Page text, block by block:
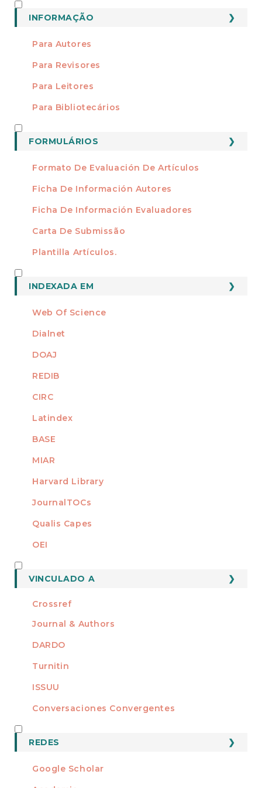
INFORMAÇÃO
Para Autores
Para Revisores
Para Leitores
Para Bibliotecários
FORMULÁRIOS
Formato De Evaluación De Artículos
Ficha De Información Autores
Ficha De Información Evaluadores
Carta De Submissão
Plantilla Artículos.
INDEXADA EM
Web Of Science
Dialnet
DOAJ
REDIB
CIRC
Latindex
BASE
MIAR
Harvard Library
JournalTOCs
Qualis Capes
OEI
VINCULADO A
Crossref
Journal & Authors
DARDO
Turnitin
ISSUU
Conversaciones Convergentes
REDES
Google Scholar